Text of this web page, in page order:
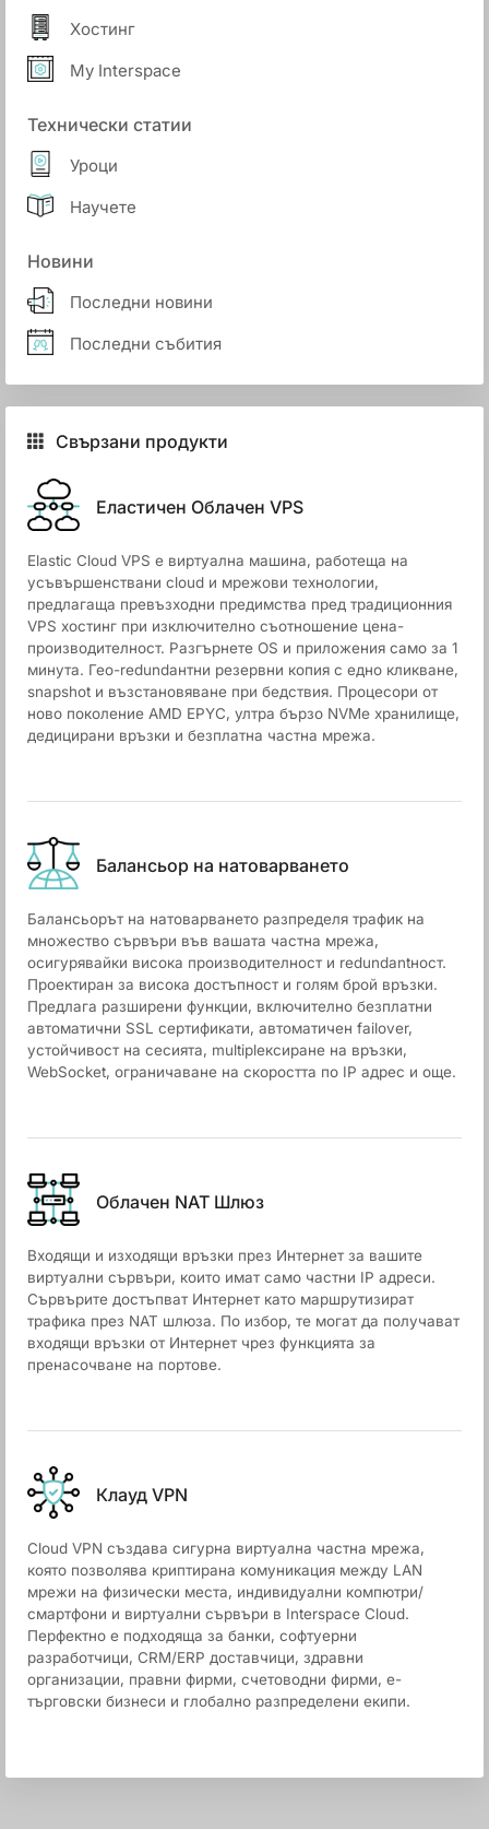
Хостинг
My Interspace
Технически статии
Уроци
Научете
Новини
Последни новини
Последни събития
Свързани продукти
Еластичен Облачен VPS
Elastic Cloud VPS е виртуална машина, работеща на
усъвършенствани cloud и мрежови технологии,
предлагаща превъзходни предимства пред традиционния
VPS хостинг при изключително съотношение цена-
производителност. Разгърнете OS и приложения само за 1
минута. Гео-redundантни резервни копия с едно кликване,
snapshot и възстановяване при бедствия. Процесори от
ново поколение AMD EPYC, ултра бързо NVMe хранилище,
дедицирани връзки и безплатна частна мрежа.
Балансьор на натоварването
Балансьорът на натоварването разпределя трафик на
множество сървъри във вашата частна мрежа,
осигурявайки висока производителност и redundantност.
Проектиран за висока достъпност и голям брой връзки.
Предлага разширени функции, включително безплатни
автоматични SSL сертификати, автоматичен failover,
устойчивост на сесията, multiplексиране на връзки,
WebSocket, ограничаване на скоростта по IP адрес и още.
Облачен NАТ Шлюз
Входящи и изходящи връзки през Интернет за вашите
виртуални сървъри, които имат само частни IP адреси.
Сървърите достъпват Интернет като маршрутизират
трафика през NAT шлюза. По избор, те могат да получават
входящи връзки от Интернет чрез функцията за
пренасочване на портове.
Клауд VPN
Cloud VPN създава сигурна виртуална частна мрежа,
която позволява криптирана комуникация между LAN
мрежи на физически места, индивидуални компютри/
смартфони и виртуални сървъри в Interspace Cloud.
Перфектно е подходяща за банки, софтуерни
разработчици, CRM/ERP доставчици, здравни
организации, правни фирми, счетоводни фирми, е-
търговски бизнеси и глобално разпределени екипи.